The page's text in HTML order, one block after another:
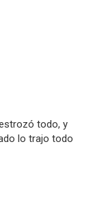
todo, y
lo trajo todo